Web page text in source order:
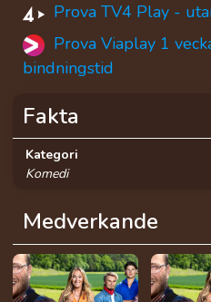
Prova TV4 Play -
Prova Viaplay 1
bindningstid
Medverkande
Fakta
Kategori
Komedi